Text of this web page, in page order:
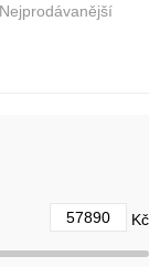
Nejprodávanější
57890 Kč